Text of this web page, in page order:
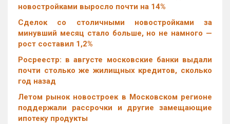
новостройками выросло почти на 14%
Cделок со столичными новостройками за
минувший месяц стало больше, но не намного —
рост составил 1,2%
Росреестр: в августе московские банки выдали
почти столько же жилищных кредитов, сколько
год назад
Летом рынок новостроек в Московском регионе
поддержали рассрочки и другие замещающие
ипотеку продукты